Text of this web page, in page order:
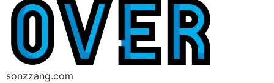
sonzzang.com